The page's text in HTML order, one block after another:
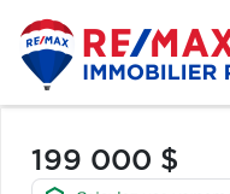
199 000 $